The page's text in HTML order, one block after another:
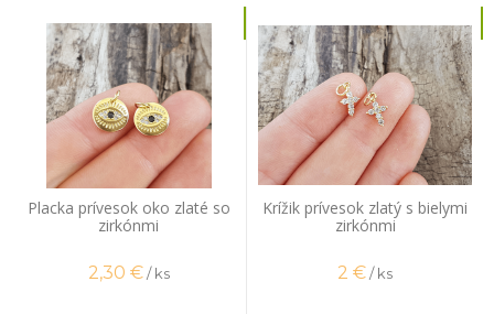
Placka prívesok oko zlaté so
zirkónmi
2,30 € / ks
Krížik prívesok zlatý s bielymi
zirkónmi
2 €/ ks